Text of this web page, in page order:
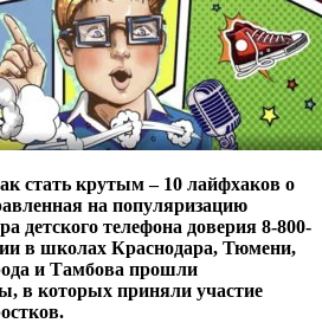
стать крутым – 10 лайфхаков о
на популяризацию
детского телефона доверия 8-800-
в школах Краснодара, Тюмени,
и Тамбова прошли
в которых приняли участие